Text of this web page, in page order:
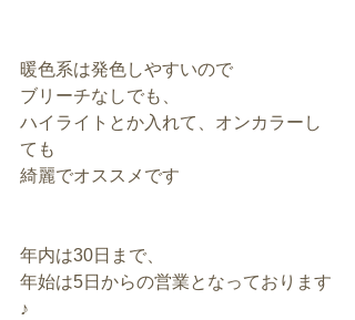
暖色系は発色しやすいので
ブリーチなしでも、
ハイライトとか入れて、オンカラーし
ても
綺麗でオススメです
年内は30日まで、
年始は5日からの営業となっております
♪